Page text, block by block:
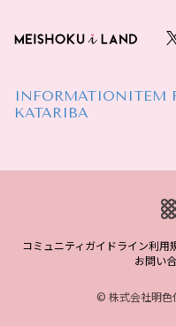
INFORMATION ITEM
KATARIBA
コミュニティガイドライン利用
お問い
© 株式会社明色